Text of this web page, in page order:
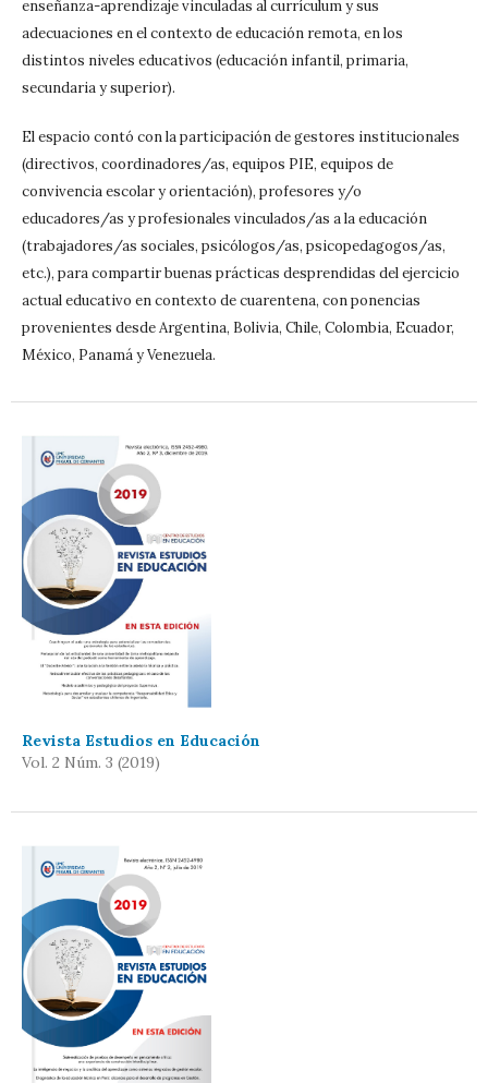
enseñanza-aprendizaje vinculadas al currículum y sus
adecuaciones en el contexto de educación remota, en los
distintos niveles educativos (educación infantil, primaria,
secundaria y superior).
El espacio contó con la participación de gestores institucionales
(directivos, coordinadores/as, equipos PIE, equipos de
convivencia escolar y orientación), profesores y/o
educadores/as y profesionales vinculados/as a la educación
(trabajadores/as sociales, psicólogos/as, psicopedagogos/as,
etc.), para compartir buenas prácticas desprendidas del ejercicio
actual educativo en contexto de cuarentena, con ponencias
provenientes desde Argentina, Bolivia, Chile, Colombia, Ecuador,
México, Panamá y Venezuela.
Revista Estudios en Educación
Vol. 2 Núm. 3 (2019)